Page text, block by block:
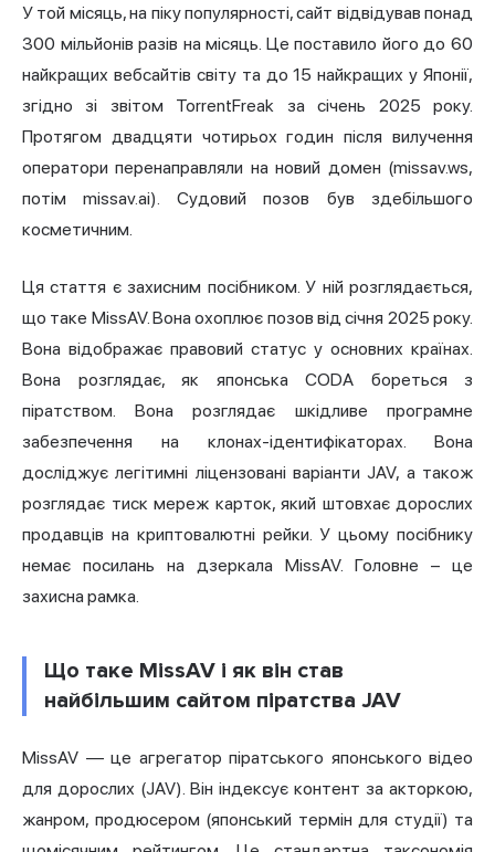
У той місяць, на піку популярності, сайт відвідував понад
300 мільйонів разів на місяць. Це поставило його до 60
найкращих вебсайтів світу та до 15 найкращих у Японії,
згідно зі звітом TorrentFreak за січень 2025 року.
Протягом двадцяти чотирьох годин після вилучення
оператори перенаправляли на новий домен (missav.ws,
потім missav.ai). Судовий позов був здебільшого
косметичним.
Ця стаття є захисним посібником. У ній розглядається,
що таке MissAV. Вона охоплює позов від січня 2025 року.
Вона відображає правовий статус у основних країнах.
Вона розглядає, як японська CODA бореться з
піратством. Вона розглядає шкідливе програмне
забезпечення на клонах-ідентифікаторах. Вона
досліджує легітимні ліцензовані варіанти JAV, а також
розглядає тиск мереж карток, який штовхає дорослих
продавців на криптовалютні рейки. У цьому посібнику
немає посилань на дзеркала MissAV. Головне – це
захисна рамка.
Що таке MissAV і як він став
найбільшим сайтом піратства JAV
MissAV — це агрегатор піратського японського відео
для дорослих (JAV). Він індексує контент за акторкою,
жанром, продюсером (японський термін для студії) та